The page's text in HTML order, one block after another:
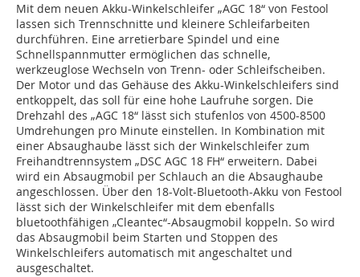
Mit dem neuen Akku-Winkelschleifer „AGC 18“ von Festool
lassen sich Trennschnitte und kleinere Schleifarbeiten
durchführen. Eine arretierbare Spindel und eine
Schnellspannmutter ermöglichen das schnelle,
werkzeuglose Wechseln von Trenn- oder Schleifscheiben.
Der Motor und das Gehäuse des Akku-Winkelschleifers sind
entkoppelt, das soll für eine hohe Laufruhe sorgen. Die
Drehzahl des „AGC 18“ lässt sich stufenlos von 4500-8500
Umdrehungen pro Minute einstellen. In Kombination mit
einer Absaughaube lässt sich der Winkelschleifer zum
Freihandtrennsystem „DSC AGC 18 FH“ erweitern. Dabei
wird ein Absaugmobil per Schlauch an die Absaughaube
angeschlossen. Über den 18-Volt-Bluetooth-Akku von Festool
lässt sich der Winkelschleifer mit dem ebenfalls
bluetoothfähigen „Cleantec“-Absaugmobil koppeln. So wird
das Absaugmobil beim Starten und Stoppen des
Winkelschleifers automatisch mit angeschaltet und
ausgeschaltet.